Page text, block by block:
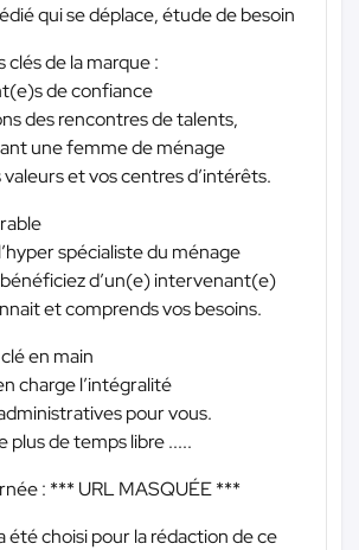
qui se déplace, étude de besoin
clés de la marque :
de confiance
des rencontres de talents,
une femme de ménage
et vos centres d’intérêts.
spécialiste du ménage
d’un(e) intervenant(e)
et comprends vos besoins.
en main
charge l’intégralité
pour vous.
plus de temps libre .....
: *** URL MASQUÉE ***
été choisi pour la rédaction de ce